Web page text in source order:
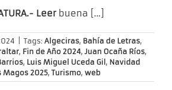
Leerbuena […]
Tags: Algeciras, Bahía de Letras,
, Fin de Año 2024, Juan Ocaña Ríos,
, Luis Miguel Uceda Gil, Navidad
Magos 2025, Turismo, web